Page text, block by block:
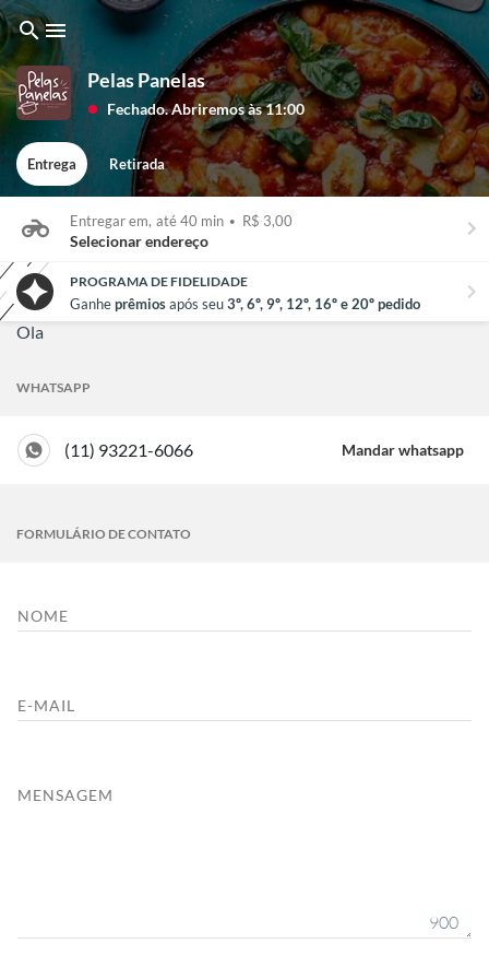
searchmenu
Pelas Panelas
lens Fechado. Abriremos às 11:00
Entrega Retirada
Entregar em, até 40 min • R$ 3,00
Selecionar endereço keyboard_arrow_right
PROGRAMA DE FIDELIDADE
Ganheprêmiosapós seu3º, 6º, 9º, 12º, 16º e 20º pedido chevron_right
Ola
FORMULÁRIO DE CONTATO
NOME
E-MAIL
900
MENSAGEM
WHATSAPP
(11) 93221-6066 Mandar whatsapp